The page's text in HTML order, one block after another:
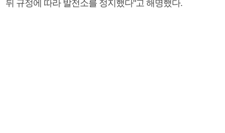
뒤 규정에 따라 발전소를 정지했다"고 해명했다.